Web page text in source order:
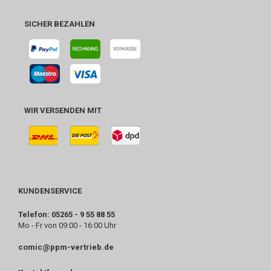
SICHER BEZAHLEN
WIR VERSENDEN MIT
KUNDENSERVICE
Telefon: 05265 - 9 55 88 55
Mo - Fr von 09:00 - 16:00 Uhr
comic@ppm-vertrieb.de